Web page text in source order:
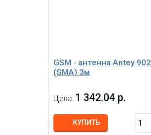
GSM - антенна Antey 902
(SMA) 3м
Цена: 1 342.04 р.
КУПИТЬ